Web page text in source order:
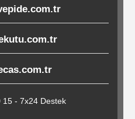
15 - 7x24 Destek